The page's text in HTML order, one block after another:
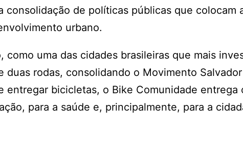
consolidação de políticas públicas que colocam
urbano.
uma das cidades brasileiras que mais
rodas, consolidando o Movimento
entregar bicicletas, o Bike Comunidade entrega
para a saúde e, principalmente, para a